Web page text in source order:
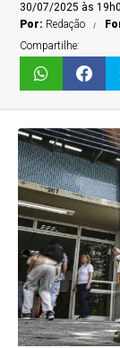
30/07/2025 às
Por: Redação
Compartilhe: